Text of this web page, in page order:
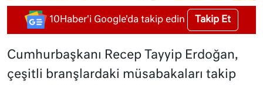
10Haber'i Google'da takip edin Takip Et
Cumhurbaşkanı Recep Tayyip Erdoğan,
çeşitli branşlardaki müsabakaları takip